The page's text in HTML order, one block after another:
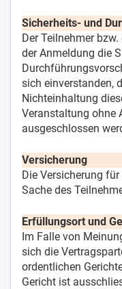
Sicherheits- und
Der Teilnehmer
der Anmeldung die
sich einverstanden,
Nichteinhaltung
Veranstaltung ohne
ausgeschlossen
Versicherung
Die Versicherung
Sache des
Erfüllungsort und
Im Falle von
sich die
ordentlichen
Gericht ist